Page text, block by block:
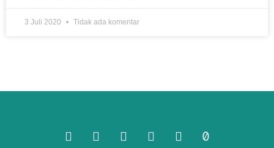
3 Juli 2020 Tidak ada komentar